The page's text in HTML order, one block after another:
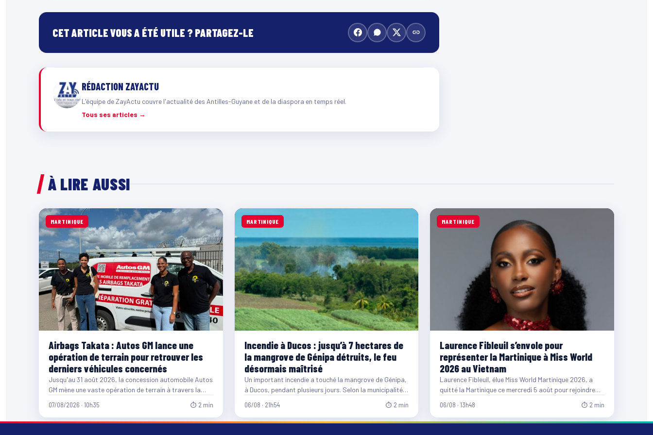
CET ARTICLE VOUS A ÉTÉ UTILE ? PARTAGEZ-LE
RÉDACTION ZAYACTU
L'équipe de ZayActu couvre l'actualité des Antilles-Guyane et de la diaspora en temps réel.
Tous ses articles →
À LIRE AUSSI
MARTINIQUE
Airbags Takata : Autos GM lance une
opération de terrain pour retrouver les
derniers véhicules concernés
Jusqu'au 31 août 2026, la concession automobile Autos
GM mène une vaste opération de terrain à travers la…
07/08/2026 · 10h35 ⏱ 2 min
MARTINIQUE
Incendie à Ducos : jusqu’à 7 hectares de
la mangrove de Génipa détruits, le feu
désormais maîtrisé
Un important incendie a touché la mangrove de Génipa,
à Ducos, pendant plusieurs jours. Selon la municipalité,
06/08 · 21h54 ⏱ 2 min
MARTINIQUE
Laurence Fibleuil s’envole pour
représenter la Martinique à Miss World
2026 au Vietnam
Laurence Fibleuil, élue Miss World Martinique 2026, a
quitté la Martinique ce mercredi 5 août pour rejoindre
06/08 · 13h48 ⏱ 2 min